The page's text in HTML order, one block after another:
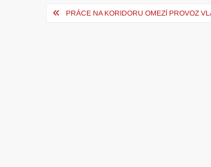
Navigace
PRÁCE NA KORIDORU OMEZÍ PROVOZ